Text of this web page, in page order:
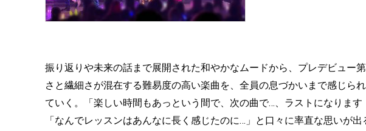
振り返りや未来の話まで展開された和やかなムードから、プレデビュー
さと繊細さが混在する難易度の高い楽曲を、全員の息づかいまで感じら
ていく。「楽しい時間もあっという間で、次の曲で…、ラストになります
「なんでレッスンはあんなに長く感じたのに…」と口々に率直な思いが